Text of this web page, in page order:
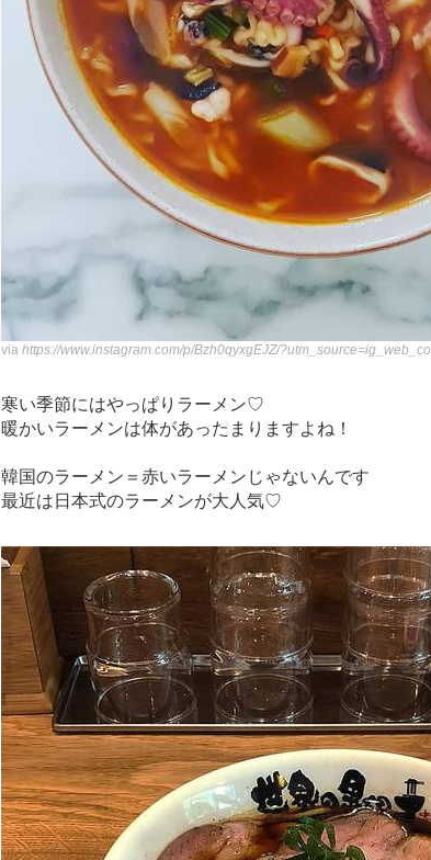
via https://www.instagram.com/p/Bzh0qyxgEJZ/
寒い季節にはやっぱりラーメン♡
暖かいラーメンは体があったまりますよね！
韓国のラーメン＝赤いラーメンじゃないんです
最近は日本式のラーメンが大人気♡